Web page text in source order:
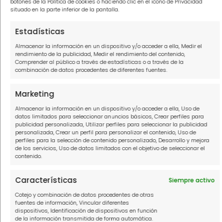
situado en la parte inferior de la pantalla.
Estadísticas
Almacenar la información en un dispositivo y/o acceder a ella, Medir el
rendimiento de la publicidad, Medir el rendimiento del contenido,
Comprender al público a través de estadísticas o a través de la
combinación de datos procedentes de diferentes fuentes.
Marketing
Almacenar la información en un dispositivo y/o acceder a ella, Uso de
datos limitados para seleccionar anuncios básicos, Crear perfiles para
publicidad personalizada, Utilizar perfiles para seleccionar la publicidad
personalizada, Crear un perfil para personalizar el contenido, Uso de
perfiles para la selección de contenido personalizado, Desarrollo y mejora
de los servicios, Uso de datos limitados con el objetivo de seleccionar el
contenido.
Características Siempre activo
Cotejo y combinación de datos procedentes de otras
fuentes de información, Vincular diferentes
dispositivos, Identificación de dispositivos en función
de la información transmitida de forma automática.
En definitiva, si te vas a divorciar o
matrimonial de gananciales a separación
de bienes, tendrás que disolver la sociedad
correspondiente.
En los casos que recibas deudas tras la
disolución, uno de los abogados
deSoluciona Mi Deudapodrá ayudarte
areunificar
renegocia y reclama aquellos intereses que
sean usuarios.
Si no sabes la cantidad ni el tipo de deuda